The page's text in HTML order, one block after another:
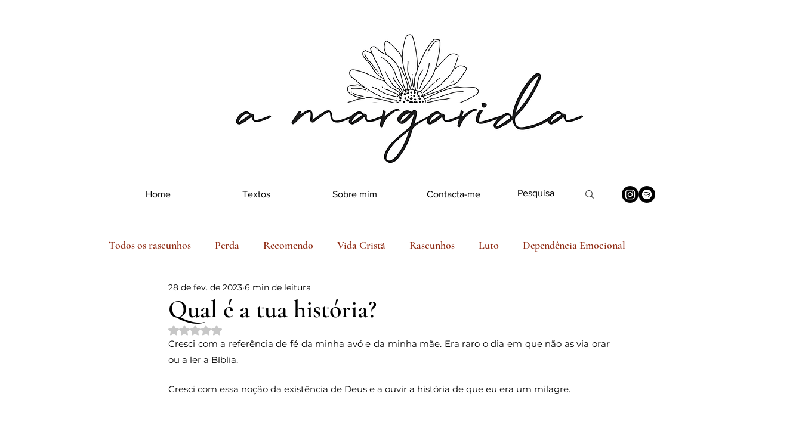
Home Textos Sobre mim Contacta-me
Todos os rascunhos Perda Recomendo Vida Cristã Rascunhos Luto Dependência Emocional
Voz de Deus Decisões Poesia
Falsas crenças Vulnerabilidade Vida Testemunho Mulher Violência Doméstica Criança
Conhecimento Alegria Amor Ter Fé na Cidade Fé Racismo
Qual é a tua história?
28 de fev. de 2023 6 min de leitura
Avaliado com NaN de 5 estrelas.
Cresci com a referência de fé da minha avó e da minha mãe. Era raro o dia em que não as via orar
ou a ler a Bíblia.
Cresci com essa noção da existência de Deus e a ouvir a história de que eu era um milagre.